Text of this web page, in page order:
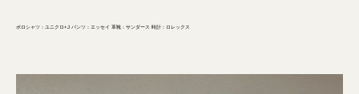
ポロシャツ：ユニクロ+J パンツ：エッセイ 革靴：サンダース 時計：ロレックス